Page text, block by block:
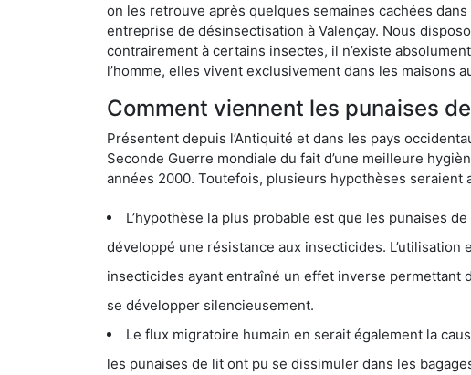
on les retrouve après quelques semaines cachées
entreprise de désinsectisation à Valençay. Nous
contrairement à certains insectes, il n’existe
l’homme, elles vivent exclusivement dans les maisons
Comment viennent les punaises
Présentent depuis l’Antiquité et dans les pays
Seconde Guerre mondiale du fait d’une meilleure
années 2000. Toutefois, plusieurs hypothèses
L’hypothèse la plus probable est que les punaises de lit ont
développé une résistance aux insecticides. L’utilisation excessive des
insecticides ayant entraîné un effet inverse permettant donc aux punaises de
se développer silencieusement.
Le flux migratoire humain en serait également la cause. Il est
les punaises de lit ont pu se dissimuler dans les bagages de